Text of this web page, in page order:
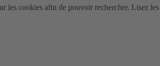
les cookies afin de pouvoir rechercher. Lisez